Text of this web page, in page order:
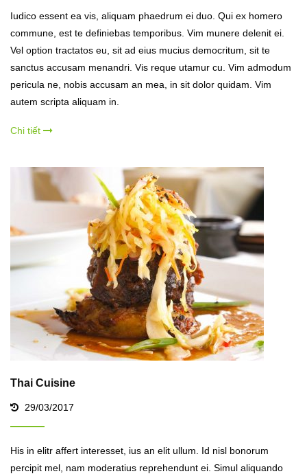
Iudico essent ea vis, aliquam phaedrum ei duo. Qui ex homero
commune, est te definiebas temporibus. Vim munere delenit ei.
Vel option tractatos eu, sit ad eius mucius democritum, sit te
sanctus accusam menandri. Vis reque utamur cu. Vim admodum
pericula ne, nobis accusam an mea, in sit dolor quidam. Vim
autem scripta aliquam in.
Chi tiết
Thai Cuisine
29/03/2017
His in elitr affert interesset, ius an elit ullum. Id nisl bonorum
percipit mel, nam moderatius reprehendunt ei. Simul aliquando